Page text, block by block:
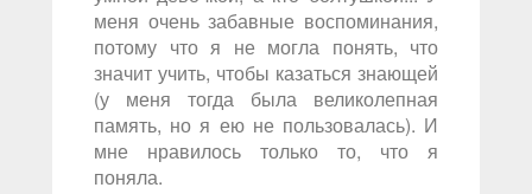
меня очень забавные воспоминания,
потому что я не могла понять, что
значит учить, чтобы казаться знающей
(у меня тогда была великолепная
память, но я ею не пользовалась). И
мне нравилось только то, что я
поняла.